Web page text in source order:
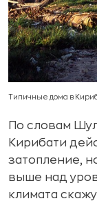
Типичные дома в
По словам
Кирибати
затопление,
выше над
климата